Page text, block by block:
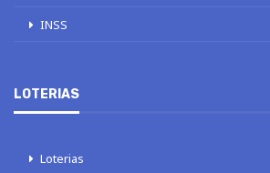
INSS
LOTERIAS
Loterias